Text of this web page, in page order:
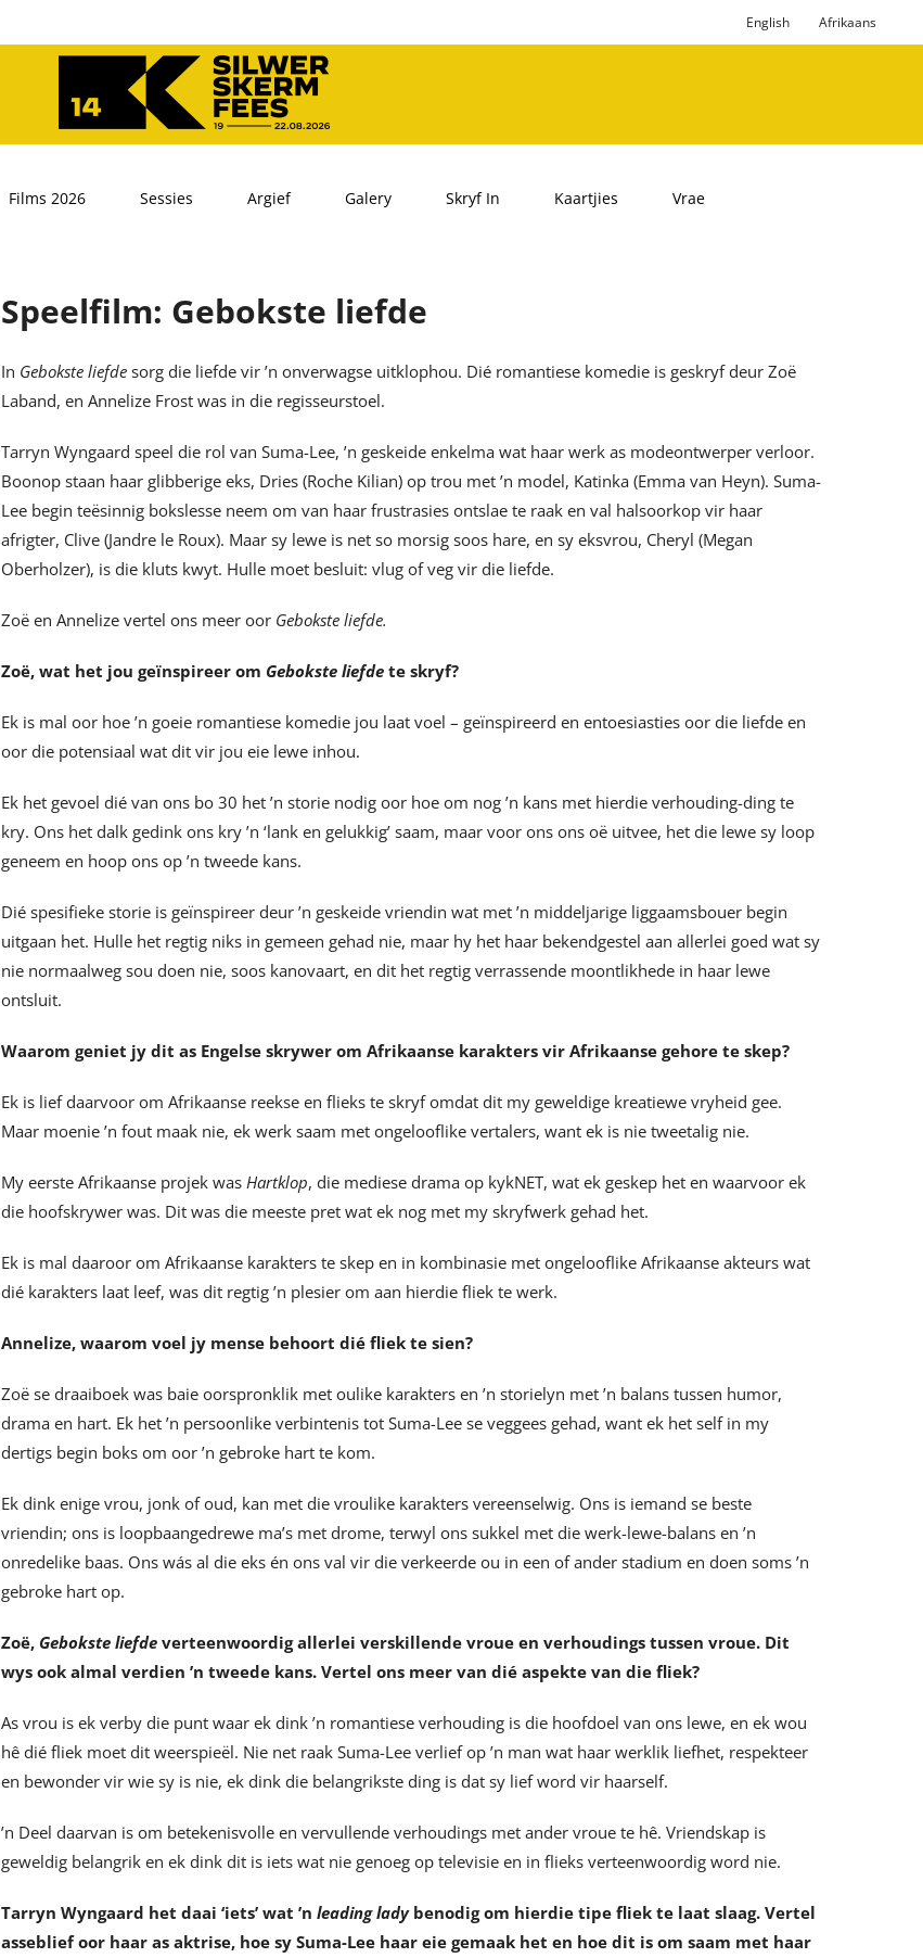
English Afrikaans
Films 2026 Sessies Argief Galery Skryf In Kaartjies Vrae
Speelfilm: Gebokste liefde
In Gebokste liefde sorg die liefde vir ’n onverwagse uitklophou. Dié romantiese komedie is geskryf deur Zoë
Laband, en Annelize Frost was in die regisseurstoel.
Tarryn Wyngaard speel die rol van Suma-Lee, ’n geskeide enkelma wat haar werk as modeontwerper verloor.
Boonop staan haar glibberige eks, Dries (Roche Kilian) op trou met ’n model, Katinka (Emma van Heyn). Suma-
Lee begin teësinnig bokslesse neem om van haar frustrasies ontslae te raak en val halsoorkop vir haar
afrigter, Clive (Jandre le Roux). Maar sy lewe is net so morsig soos hare, en sy eksvrou, Cheryl (Megan
Oberholzer), is die kluts kwyt. Hulle moet besluit: vlug of veg vir die liefde.
Zoë en Annelize vertel ons meer oor Gebokste liefde.
Zoë, wat het jou geïnspireer om Gebokste liefdete skryf?
Ek is mal oor hoe ’n goeie romantiese komedie jou laat voel – geïnspireerd en entoesiasties oor die liefde en
oor die potensiaal wat dit vir jou eie lewe inhou.
Ek het gevoel dié van ons bo 30 het ’n storie nodig oor hoe om nog ’n kans met hierdie verhouding-ding te
kry. Ons het dalk gedink ons kry ’n ‘lank en gelukkig’ saam, maar voor ons ons oë uitvee, het die lewe sy loop
geneem en hoop ons op ’n tweede kans.
Dié spesifieke storie is geïnspireer deur ’n geskeide vriendin wat met ’n middeljarige liggaamsbouer begin
uitgaan het. Hulle het regtig niks in gemeen gehad nie, maar hy het haar bekendgestel aan allerlei goed wat sy
nie normaalweg sou doen nie, soos kanovaart, en dit het regtig verrassende moontlikhede in haar lewe
ontsluit.
Waarom geniet jy dit as Engelse skrywer om Afrikaanse karakters vir Afrikaanse gehore te skep?
Ek is lief daarvoor om Afrikaanse reekse en flieks te skryf omdat dit my geweldige kreatiewe vryheid gee.
Maar moenie ’n fout maak nie, ek werk saam met ongelooflike vertalers, want ek is nie tweetalig nie.
My eerste Afrikaanse projek wasHartklop, die mediese drama op kykNET, wat ek geskep het en waarvoor ek
die hoofskrywer was. Dit was die meeste pret wat ek nog met my skryfwerk gehad het.
Ek is mal daaroor om Afrikaanse karakters te skep en in kombinasie met ongelooflike Afrikaanse akteurs wat
dié karakters laat leef, was dit regtig ’n plesier om aan hierdie fliek te werk.
Annelize, waarom voel jy mense behoort dié fliek te sien?
Zoë se draaiboek was baie oorspronklik met oulike karakters en ’n storielyn met ’n balans tussen humor,
drama en hart. Ek het ’n persoonlike verbintenis tot Suma-Lee se veggees gehad, want ek het self in my
dertigs begin boks om oor ’n gebroke hart te kom.
Ek dink enige vrou, jonk of oud, kan met die vroulike karakters vereenselwig. Ons is iemand se beste
vriendin; ons is loopbaangedrewe ma’s met drome, terwyl ons sukkel met die werk-lewe-balans en ’n
onredelike baas. Ons wás al die eks én ons val vir die verkeerde ou in een of ander stadium en doen soms ’n
gebroke hart op.
Zoë, Gebokste liefde verteenwoordig allerlei verskillende vroue en verhoudings tussen vroue. Dit
wys ook almal verdien ’n tweede kans. Vertel ons meer van dié aspekte van die fliek?
As vrou is ek verby die punt waar ek dink ’n romantiese verhouding is die hoofdoel van ons lewe, en ek wou
hê dié fliek moet dit weerspieël. Nie net raak Suma-Lee verlief op ’n man wat haar werklik liefhet, respekteer
en bewonder vir wie sy is nie, ek dink die belangrikste ding is dat sy lief word vir haarself.
’n Deel daarvan is om betekenisvolle en vervullende verhoudings met ander vroue te hê. Vriendskap is
geweldig belangrik en ek dink dit is iets wat nie genoeg op televisie en in flieks verteenwoordig word nie.
Tarryn Wyngaard het daai ‘iets’ wat ’nleading ladybenodig om hierdie tipe fliek te laat slaag. Vertel
asseblief oor haar as aktrise, hoe sy Suma-Lee haar eie gemaak het en hoe dit is om saam met haar